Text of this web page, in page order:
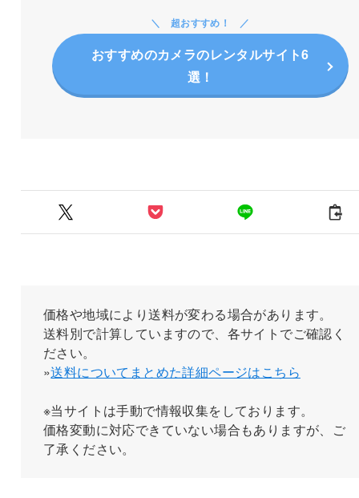
超おすすめ！
おすすめのカメラのレンタルサイト6
選！
価格や地域により送料が変わる場合があります。
送料別で計算していますので、各サイトでご確認く
ださい。
»送料についてまとめた詳細ページはこちら
※当サイトは手動で情報収集をしております。
価格変動に対応できていない場合もありますが、ご
了承ください。